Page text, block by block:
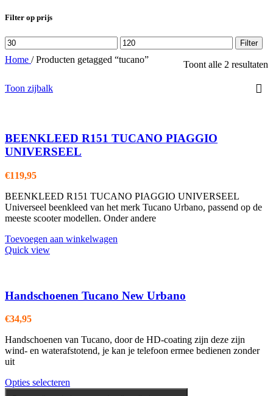
Filter op prijs
Min.
prijs
Max.
prijs
Filter
Home / Producten getagged “tucano” Toont alle 2 resultaten
Toon zijbalk
BEENKLEED R151 TUCANO PIAGGIO
UNIVERSEEL
€119,95
BEENKLEED R151 TUCANO PIAGGIO UNIVERSEEL
Universeel beenkleed van het merk Tucano Urbano, passend op de
meeste scooter modellen. Onder andere
Toevoegen aan winkelwagen
Quick view
Handschoenen Tucano New Urbano
€34,95
Handschoenen van Tucano, door de HD-coating zijn deze zijn
wind- en waterafstotend, je kan je telefoon ermee bedienen zonder
uit
Opties selecteren
product